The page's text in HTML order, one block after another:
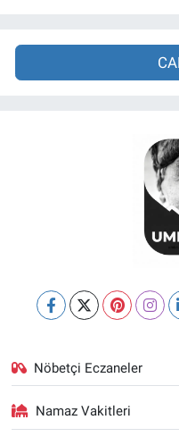
Nöbetçi Eczaneler
Namaz Vakitleri